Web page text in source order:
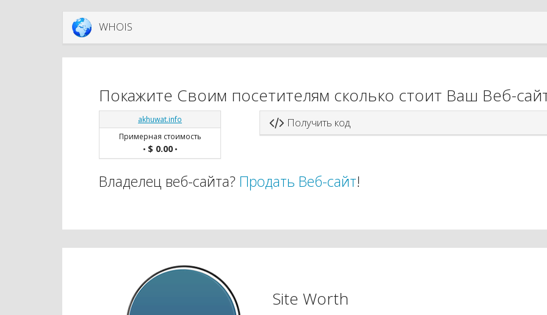
WHOIS
Покажите Своим посетителям сколько стоит Ваш Веб-
akhuwat.info
Примерная стоимость
• $ 0.00•
Получить код
Владелец веб-сайта? Продать Веб-сайт!
Site Worth